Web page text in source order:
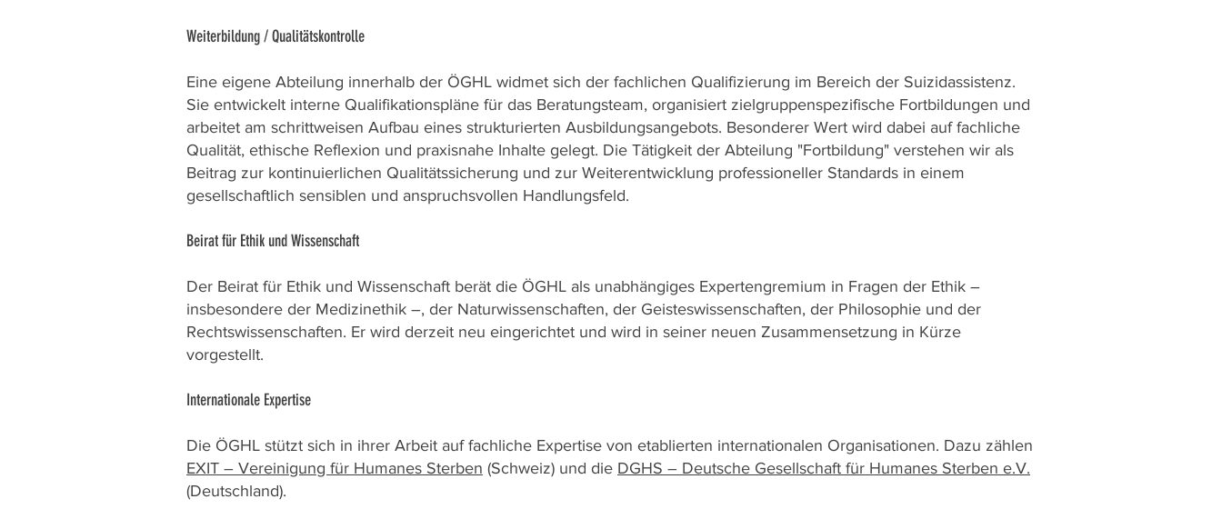
Weiterbildung / Qualitätskontrolle
Eine eigene Abteilung innerhalb der ÖGHL widmet sich der fachlichen Qualifizierung im Bereich der Suizidassistenz.
Sie entwickelt interne Qualifikationspläne für das Beratungsteam, organisiert zielgruppenspezifische Fortbildungen und
arbeitet am schrittweisen Aufbau eines strukturierten Ausbildungsangebots. Besonderer Wert wird dabei auf fachliche
Qualität, ethische Reflexion und praxisnahe Inhalte gelegt. Die Tätigkeit der Abteilung "Fortbildung" verstehen wir als
Beitrag zur kontinuierlichen Qualitätssicherung und zur Weiterentwicklung professioneller Standards in einem
gesellschaftlich sensiblen und anspruchsvollen Handlungsfeld.
Beirat für Ethik und Wissenschaft
Der Beirat für Ethik und Wissenschaft berät die ÖGHL als unabhängiges Expertengremium in Fragen der Ethik –
insbesondere der Medizinethik –, der Naturwissenschaften, der Geisteswissenschaften, der Philosophie und der
Rechtswissenschaften. Er wird derzeit neu eingerichtet und wird in seiner neuen Zusammensetzung in Kürze
vorgestellt.
Internationale Expertise
Die ÖGHL stützt sich in ihrer Arbeit auf fachliche Expertise von etablierten internationalen Organisationen. Dazu zählen
EXIT – Vereinigung für Humanes Sterben (Schweiz) und die DGHS – Deutsche Gesellschaft für Humanes Sterben e.V.
(Deutschland).